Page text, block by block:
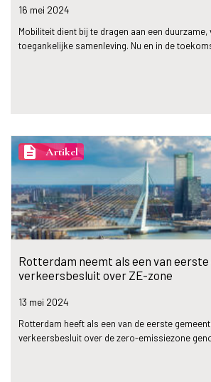
16 mei 2024
Mobiliteit dient bij te dragen aan een duurzame,
toegankelijke samenleving. Nu en in de
description Artikel
Rotterdam neemt als een van
verkeersbesluit over ZE-zone
13 mei 2024
Rotterdam heeft als een van de eerste
verkeersbesluit over de zero-emissiezone